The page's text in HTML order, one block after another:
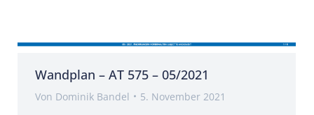
Wandplan – AT 575 – 05/2021
Von Dominik Bandel 5. November 2021